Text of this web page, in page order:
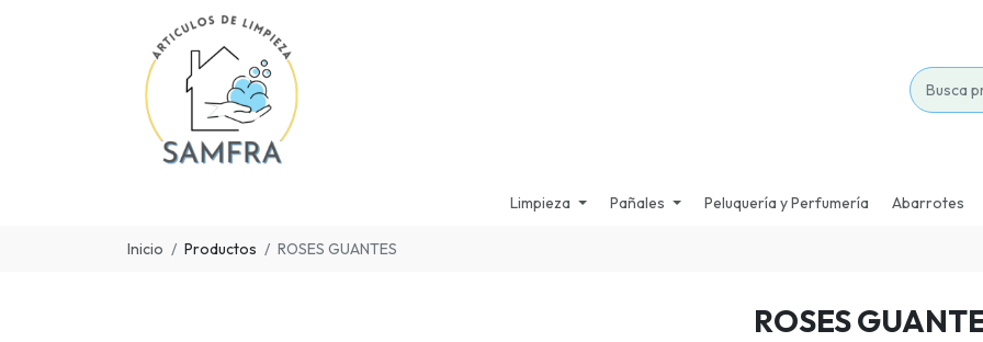
Limpieza Pañales Peluquería y Perfumería Abarrotes
Inicio Productos ROSES GUANTES
ROSES